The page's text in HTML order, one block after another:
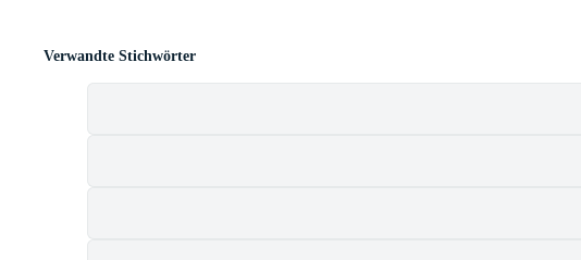
Verwandte Stichwörter